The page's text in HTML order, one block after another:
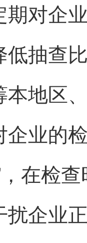
期对企
低抽查
地区
企业的
在检
扰企业